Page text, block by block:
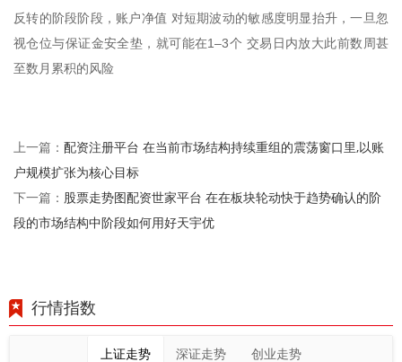
反转的阶段阶段，账户净值 对短期波动的敏感度明显抬升，一旦忽
视仓位与保证金安全垫，就可能在1–3个 交易日内放大此前数周甚
至数月累积的风险
上一篇： 配资注册平台 在当前市场结构持续重组的震荡窗口里,以账
户规模扩张为核心目标
下一篇： 股票走势图配资世家平台 在在板块轮动快于趋势确认的阶
段的市场结构中阶段如何用好天宇优
行情指数
上证走势 深证走势 创业走势